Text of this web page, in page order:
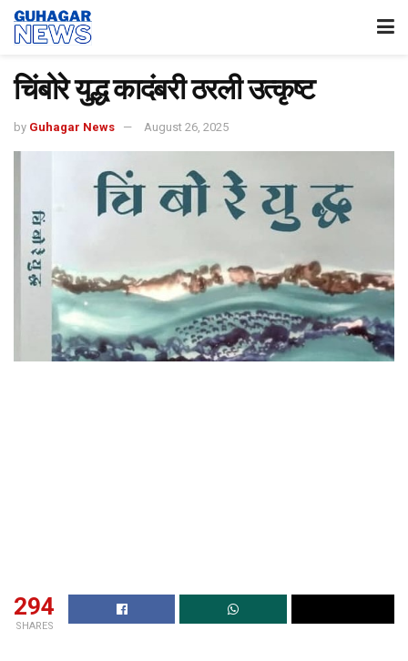
चिंबोरे युद्ध कादंबरी ठरली उत्कृष्ट
by Guhagar News August 26, 2025
294
SHARES